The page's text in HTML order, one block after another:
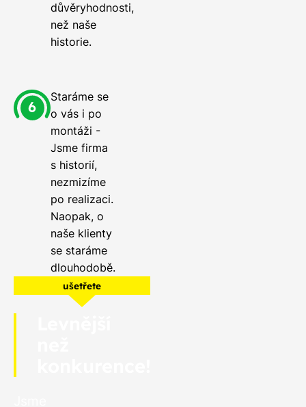
důvěryhodnosti,
než naše
historie.
Staráme se
o vás i po
montáži -
Jsme firma
s historií,
nezmizíme
po realizaci.
Naopak, o
naše klienty
se staráme
dlouhodobě.
ušetřete